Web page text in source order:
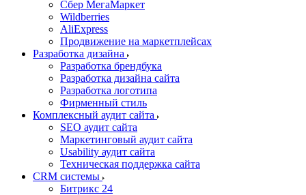
Сбер МегаМаркет
Wildberries
AliExpress
Продвижение на маркетплейсах
Разработка дизайна
Разработка брендбука
Разработка дизайна сайта
Разработка логотипа
Фирменный стиль
Комплексный аудит сайта
SEO аудит сайта
Маркетинговый аудит сайта
Usability аудит сайта
Техническая поддержка сайта
CRM системы
Битрикс 24